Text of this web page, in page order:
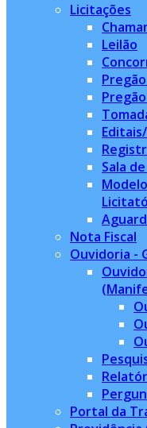
Licitações
Leilão
Sala
Nota Fiscal
Ouvidoria -
Portal da